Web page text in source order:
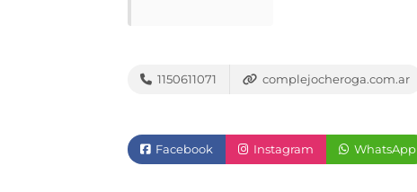
1150611071 complejocheroga.com.ar
Facebook Instagram WhatsApp